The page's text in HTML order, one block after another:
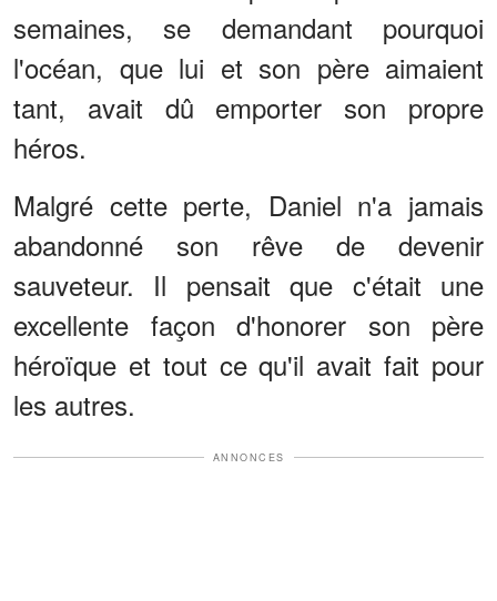
semaines, se demandant pourquoi
l'océan, que lui et son père aimaient
tant, avait dû emporter son propre
héros.
Malgré cette perte, Daniel n'a jamais
abandonné son rêve de devenir
sauveteur. Il pensait que c'était une
excellente façon d'honorer son père
héroïque et tout ce qu'il avait fait pour
les autres.
ANNONCES